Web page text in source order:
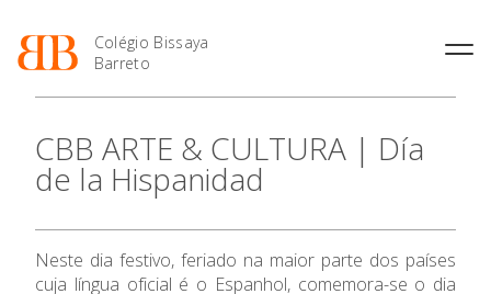
Colégio Bissaya
Barreto
O Colégio
Projeto Educativo
Organização
Colaboradores Não
Docentes
Enriquecimento Curricular
Oferta Curricular
Sala de Estudo
Profissionais
Matrículas
Termalismo
2027
Calendários
de Educação
CBB ARTE & CULTURA | Día
de la Hispanidad
Neste dia festivo, feriado na maior parte dos países
cuja língua oficial é o Espanhol, comemora-se o dia